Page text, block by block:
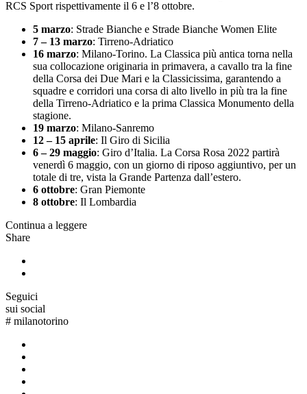
RCS Sport rispettivamente il 6 e l’8 ottobre.
5 marzo: Strade Bianche e Strade Bianche Women Elite
7 – 13 marzo: Tirreno-Adriatico
16 marzo: Milano-Torino. La Classica più antica torna nella
sua collocazione originaria in primavera, a cavallo tra la fine
della Corsa dei Due Mari e la Classicissima, garantendo a
squadre e corridori una corsa di alto livello in più tra la fine
della Tirreno-Adriatico e la prima Classica Monumento della
stagione.
19 marzo: Milano-Sanremo
12 – 15 aprile: Il Giro di Sicilia
6 – 29 maggio: Giro d’Italia. La Corsa Rosa 2022 partirà
venerdì 6 maggio, con un giorno di riposo aggiuntivo, per un
totale di tre, vista la Grande Partenza dall’estero.
6 ottobre: Gran Piemonte
8 ottobre: Il Lombardia
Continua a leggere
Share
Seguici
sui social
# milanotorino